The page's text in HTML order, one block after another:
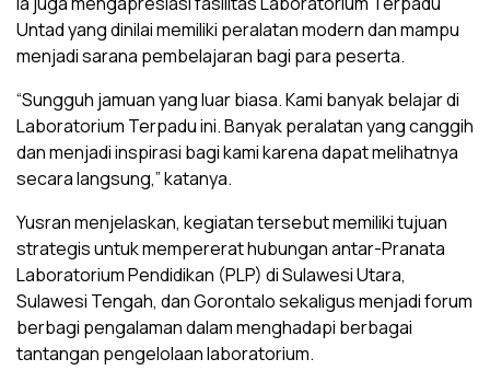
Untad yang dinilai memiliki peralatan modern dan mampu
menjadi sarana pembelajaran bagi para peserta.
“Sungguh jamuan yang luar biasa. Kami banyak belajar di
Laboratorium Terpadu ini. Banyak peralatan yang canggih
dan menjadi inspirasi bagi kami karena dapat melihatnya
secara langsung,” katanya.
Yusran menjelaskan, kegiatan tersebut memiliki tujuan
strategis untuk mempererat hubungan antar-Pranata
Laboratorium Pendidikan (PLP) di Sulawesi Utara,
Sulawesi Tengah, dan Gorontalo sekaligus menjadi forum
berbagi pengalaman dalam menghadapi berbagai
tantangan pengelolaan laboratorium.